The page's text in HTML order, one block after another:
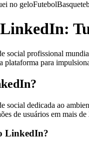
no geloFutebol
social profissional
plataforma para
social dedicada ao
de usuários em mais
LinkedIn?